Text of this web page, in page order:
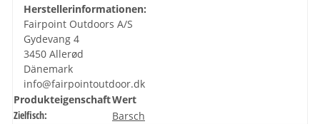
Herstellerinformationen:
Fairpoint Outdoors A/S
Gydevang 4
3450 Allerød
Dänemark
info@fairpointoutdoor.dk
ProdukteigenschaftWert
Zielfisch:
Barsch